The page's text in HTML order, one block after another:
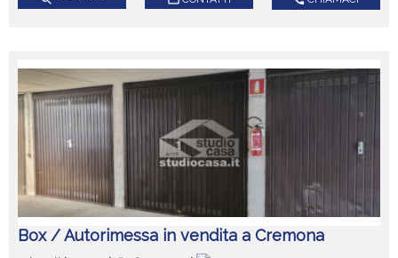
Box / Autorimessa in vendita a Cremona